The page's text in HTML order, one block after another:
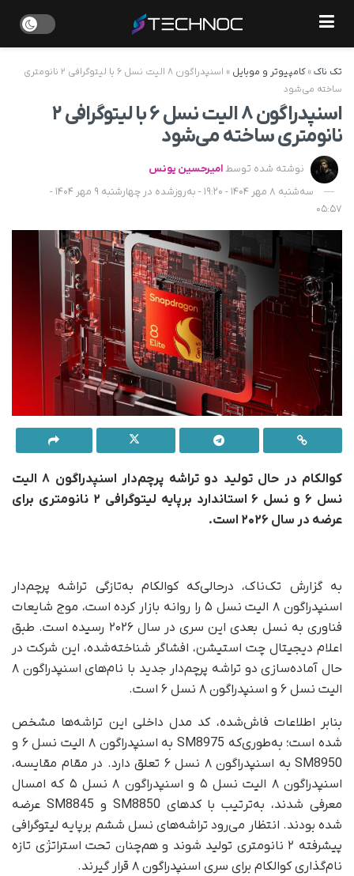
تک ناک»کامپیوتر و موبایل »
اسنپدراگون ۸ الیت نسل ۶ با لیتوگرافی ۲ نانومتری
ساخته می‌شود
اسنپدراگون ۸ الیت نسل ۶ با لیتوگرافی ۲
نانومتری ساخته می‌شود
نوشته شده توسط امیرحسین یونس
سه‌شنبه 8 مهر 1404 - 19:20 - به‌روزشده در چهارشنبه 9 مهر 1404 -
05:57
کوالکام در حال تولید دو تراشه پرچم‌دار اسنپدراگون ۸ الیت
نسل ۶ و نسل ۶ استاندارد برپایه لیتوگرافی ۲ نانومتری برای
عرضه در سال ۲۰۲۶ است.
به گزارش تک‌ناک، در‌حالی‌که کوالکام به‌تازگی تراشه پرچم‌دار
اسنپدراگون ۸ الیت نسل ۵ را روانه بازار کرده است، موج شایعات
فناوری به نسل بعدی این سری در سال ۲۰۲۶ رسیده است. طبق
اعلام دیجیتال چت استیشن، افشاگر شناخته‌شده، این شرکت در
حال آماده‌سازی دو تراشه پرچم‌دار جدید با نام‌های اسنپدراگون ۸
الیت نسل ۶ و اسنپدراگون ۸ نسل ۶ است.
بنابر اطلاعات فاش‌شده، کد مدل داخلی این تراشه‌ها مشخص
شده است؛ به‌طوری‌که SM8975 به اسنپدراگون ۸ الیت نسل ۶ و
SM8950 به اسنپدراگون ۸ نسل ۶ تعلق دارد. در مقام مقایسه،
اسنپدراگون ۸ الیت نسل ۵ و اسنپدراگون ۸ نسل ۵ که امسال
معرفی شدند، به‌ترتیب با کدهای SM8850 و SM8845 عرضه
شده بودند. انتظار می‌رود تراشه‌های نسل ششم برپایه لیتوگرافی
پیشرفته ۲ نانومتری تولید شوند و هم‌چنان تحت استراتژی تازه
نام‌گذاری کوالکام برای سری اسنپدراگون ۸ قرار گیرند.